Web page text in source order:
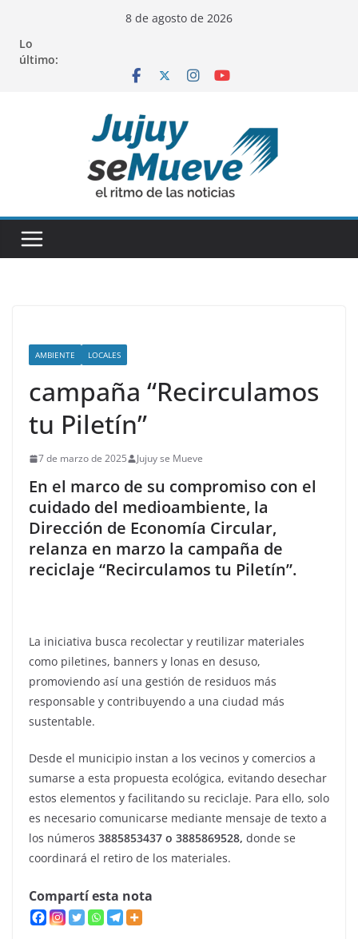
contenido
8 de agosto de 2026
Lo
último:
AMBIENTE LOCALES
campaña “Recirculamos
tu Piletín”
7 de marzo de 2025 Jujuy se Mueve
En el marco de su compromiso con el
cuidado del medioambiente, la
Dirección de Economía Circular,
relanza en marzo la campaña de
reciclaje “Recirculamos tu Piletín”.
La iniciativa busca recolectar y reutilizar materiales
como piletines, banners y lonas en desuso,
promoviendo así una gestión de residuos más
responsable y contribuyendo a una ciudad más
sustentable.
Desde el municipio instan a los vecinos y comercios a
sumarse a esta propuesta ecológica, evitando desechar
estos elementos y facilitando su reciclaje. Para ello, solo
es necesario comunicarse mediante mensaje de texto a
los números 3885853437 o 3885869528, donde se
coordinará el retiro de los materiales.
Compartí esta nota